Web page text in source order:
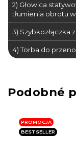
2) Głowica
tłumienia obrotu
3) Szybkozłączka
4) Torba do
PROMOCJA
BESTSELLER